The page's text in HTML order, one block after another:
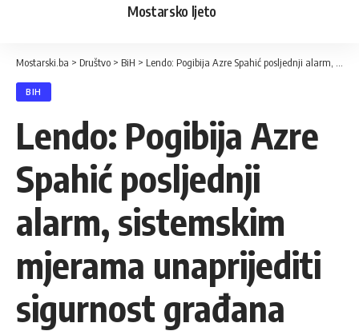
Mostarsko ljeto
Mostarski.ba > Društvo > BiH > Lendo: Pogibija Azre Spahić posljednji alarm, sistemskim mjerama unaprijediti sigurnost građana
BIH
Lendo: Pogibija Azre
Spahić posljednji
alarm, sistemskim
mjerama unaprijediti
sigurnost građana